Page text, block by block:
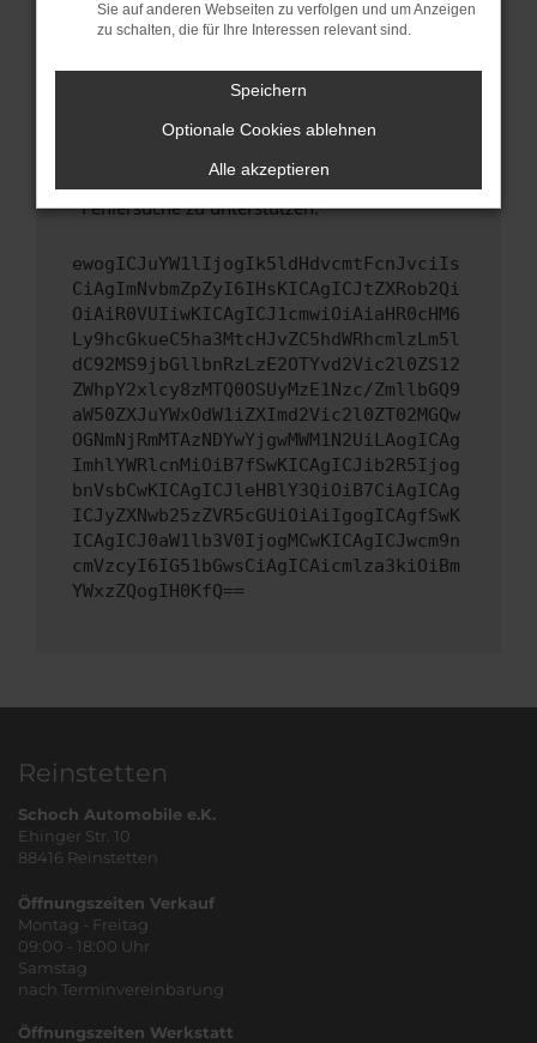
führen, dass bestimmte Funktionen nicht mehr
unterstützt werden.
Wende dich an den Webseitenbetreiber.
Wenn du alle oben genannten Schritte versucht
hast, kontaktiere uns bitte. Wir werden
uns diesen Text schicken, um uns bei der
Fehlersuche zu unterstützen:
ewogICJuYW1lIjogIk5ldHdvcmtFcnJvciIs
CiAgImNvbmZpZyI6IHsKICAgICJtZXRob2Qi
OiAiR0VUIiwKICAgICJ1cmwiOiAiaHR0cHM6
Ly9hcGkueC5ha3MtcHJvZC5hdWRhcmlzLm5l
dC92MS9jbGllbnRzLzE2OTYvd2Vic2l0ZS12
ZWhpY2xlcy8zMTQ0OSUyMzE1Nzc/ZmllbGQ9
aW50ZXJuYWxOdW1iZXImd2Vic2l0ZT02MGQw
OGNmNjRmMTAzNDYwYjgwMWM1N2UiLAogICAg
ImhlYWRlcnMiOiB7fSwKICAgICJib2R5Ijog
bnVsbCwKICAgICJleHBlY3QiOiB7CiAgICAg
ICJyZXNwb25zZVR5cGUiOiAiIgogICAgfSwK
ICAgICJ0aW1lb3V0IjogMCwKICAgICJwcm9n
cmVzcyI6IG51bGwsCiAgICAicmlza3kiOiBm
YWxzZQogIH0KfQ==
Reinstetten
Schoch Automobile e.K.
Ehinger Str. 10
88416 Reinstetten
Öffnungszeiten Verkauf
Montag - Freitag
09:00 - 18:00 Uhr
Samstag
nach Terminvereinbarung
Öffnungszeiten Werkstatt
Sie auf anderen Webseiten zu verfolgen und um Anzeigen
zu schalten, die für Ihre Interessen relevant sind.
Speichern
Optionale Cookies ablehnen
Alle akzeptieren